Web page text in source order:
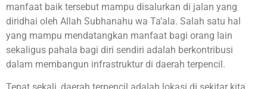
manfaat baik tersebut mampu disalurkan di jalan yang
diridhai oleh Allah Subhanahu wa Ta’ala. Salah satu hal
yang mampu mendatangkan manfaat bagi orang lain
sekaligus pahala bagi diri sendiri adalah berkontribusi
dalam membangun infrastruktur di daerah terpencil.